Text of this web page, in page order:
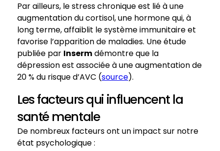
Par ailleurs, le stress chronique est lié à une
augmentation du cortisol, une hormone qui, à
long terme, affaiblit le système immunitaire et
favorise l’apparition de maladies. Une étude
publiée par Insermdémontre que la
dépression est associée à une augmentation de
20 % du risque d’AVC (source).
Les facteurs qui influencent la
santé mentale
De nombreux facteurs ont un impact sur notre
état psychologique :